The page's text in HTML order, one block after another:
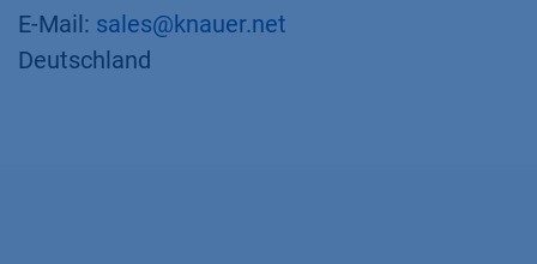
E-Mail: sales@knauer.net
Deutschland